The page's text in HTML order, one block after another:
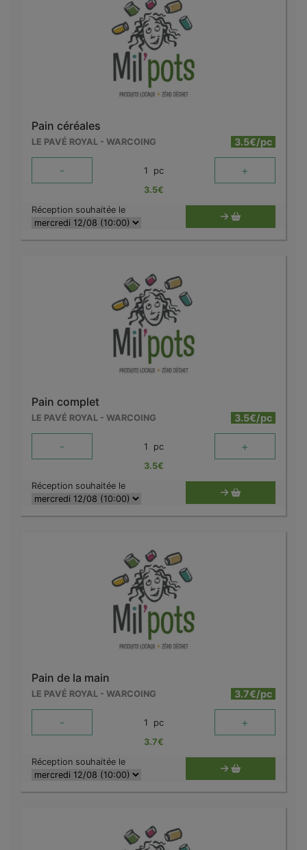
Pain céréales
LE PAVÉ ROYAL - WARCOING 3.5€/pc
- 1 pc +
3.5€
Réception souhaitée le
Pain complet
LE PAVÉ ROYAL - WARCOING 3.5€/pc
- 1 pc +
3.5€
Réception souhaitée le
Pain de la main
LE PAVÉ ROYAL - WARCOING 3.7€/pc
- 1 pc +
3.7€
Réception souhaitée le